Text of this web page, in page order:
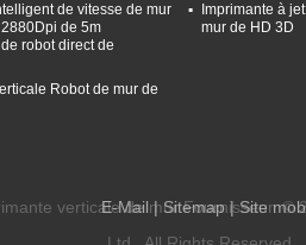
de vitesse de mur
de 5m
robot direct de
Robot de mur de
Imprimante à
mur de HD 3D
E-Mail|Sitemap | Site
verticale de mur Fournisseur. ©